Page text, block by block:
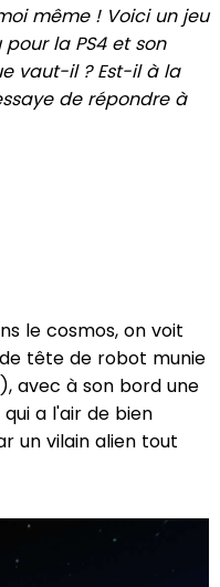
même ! Voici un jeu
pour la PS4 et son
vaut-il ? Est-il à la
de répondre à
le cosmos, on voit
tête de robot munie
avec à son bord une
a l'air de bien
un vilain alien tout